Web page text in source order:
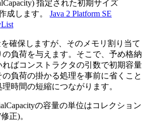
指定された初期サイズ
成します。 Java 2 Platform SE
確保しますが、そのメモリ割り当て
負荷を与えます。そこで、予め格納
ばコンストラクタの引数で初期容量
負荷の掛かる処理を事前に省くこと
時間の短縮につながります。
の容量の単位はコレクション
正)。